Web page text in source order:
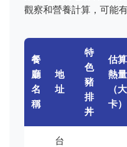
觀察和營養計算，可能
餐
廳
名
稱
地
址
特
色
豬
排
丼
估算
熱量
（大
卡）
台